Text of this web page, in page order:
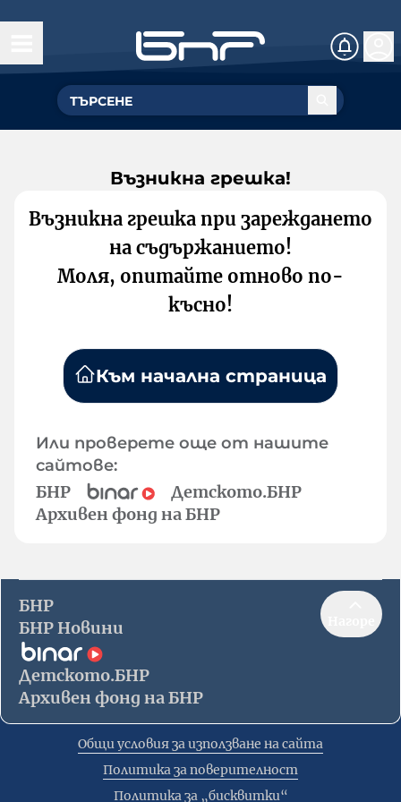
Възникна грешка!
Възникна грешка при зареждането
на съдържанието!
Моля, опитайте отново по-
късно!
Към начална страница
Или проверете още от нашите
сайтове:
БНР
Детското.БНР
Архивен фонд на БНР
БНР
БНР Новини
Детското.БНР
Архивен фонд на БНР
Общи условия за използване на сайта
Политика за поверителност
Политика за „бисквитки“